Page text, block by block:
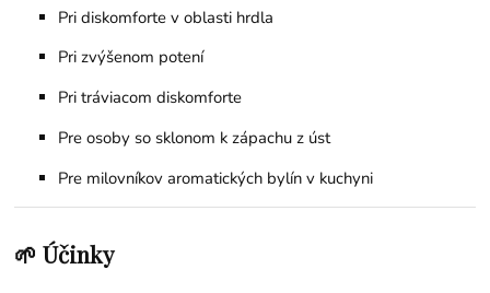
Pri diskomforte v oblasti hrdla
Pri zvýšenom potení
Pri tráviacom diskomforte
Pre osoby so sklonom k zápachu z úst
Pre milovníkov aromatických bylín v kuchyni
🌱 Účinky